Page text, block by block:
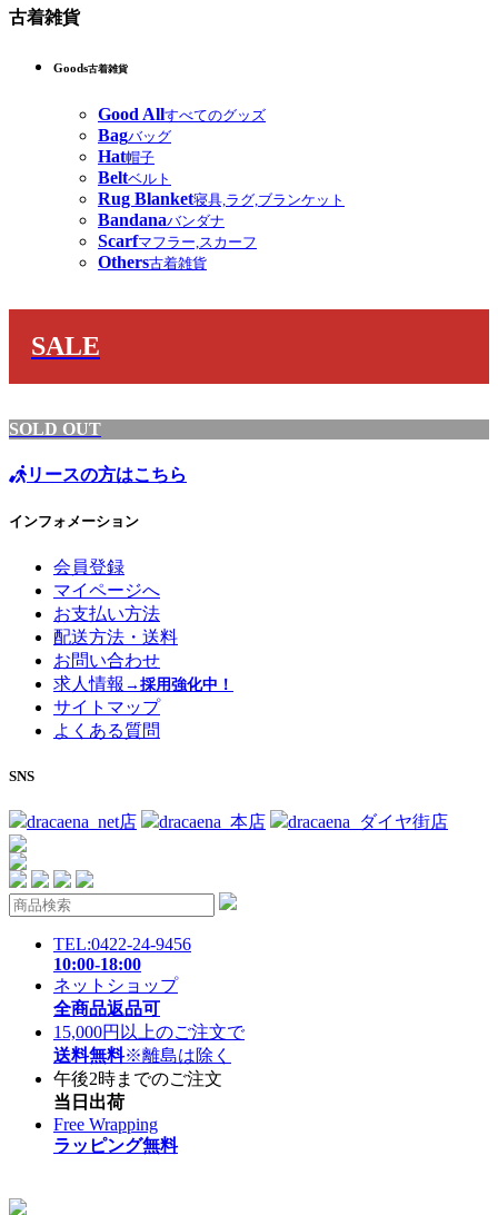
古着雑貨
Goods古着雑貨
Good Allすべてのグッズ
Bagバッグ
Hat帽子
Beltベルト
Rug Blanket寝具,ラグ,ブランケット
Bandanaバンダナ
Scarfマフラー,スカーフ
Others古着雑貨
SALE
SOLD OUT
リースの方はこちら
インフォメーション
会員登録
マイページへ
お支払い方法
配送方法・送料
お問い合わせ
求人情報 →採用強化中！
サイトマップ
よくある質問
SNS
dracaena_net店 dracaena_本店 dracaena_ダイヤ街店
TEL:0422-24-9456
10:00-18:00
ネットショップ
全商品返品可
15,000円以上のご注文で
送料無料※離島は除く
午後2時までのご注文
当日出荷
Free Wrapping
ラッピング無料